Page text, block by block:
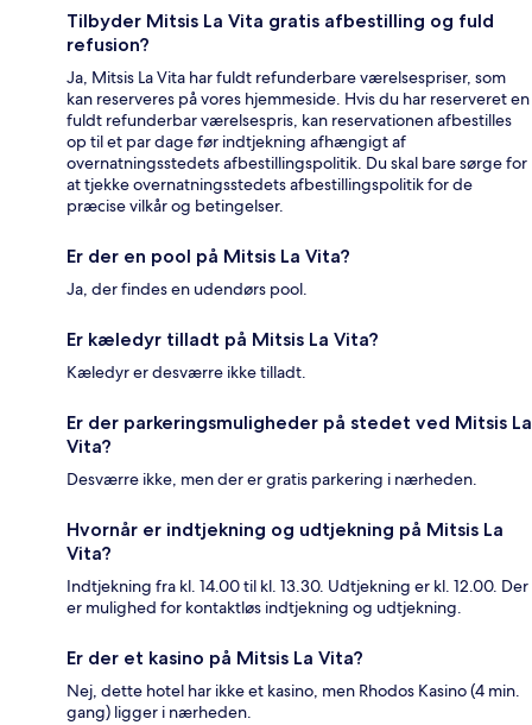
Tilbyder Mitsis La Vita gratis afbestilling og fuld
refusion?
Ja, Mitsis La Vita har fuldt refunderbare værelsespriser, som
kan reserveres på vores hjemmeside. Hvis du har reserveret en
fuldt refunderbar værelsespris, kan reservationen afbestilles
op til et par dage før indtjekning afhængigt af
overnatningsstedets afbestillingspolitik. Du skal bare sørge for
at tjekke overnatningsstedets afbestillingspolitik for de
præcise vilkår og betingelser.
Er der en pool på Mitsis La Vita?
Ja, der findes en udendørs pool.
Er kæledyr tilladt på Mitsis La Vita?
Kæledyr er desværre ikke tilladt.
Er der parkeringsmuligheder på stedet ved Mitsis La
Vita?
Desværre ikke, men der er gratis parkering i nærheden.
Hvornår er indtjekning og udtjekning på Mitsis La
Vita?
Indtjekning fra kl. 14.00 til kl. 13.30. Udtjekning er kl. 12.00. Der
er mulighed for kontaktløs indtjekning og udtjekning.
Er der et kasino på Mitsis La Vita?
Nej, dette hotel har ikke et kasino, men Rhodos Kasino (4 min.
gang) ligger i nærheden.